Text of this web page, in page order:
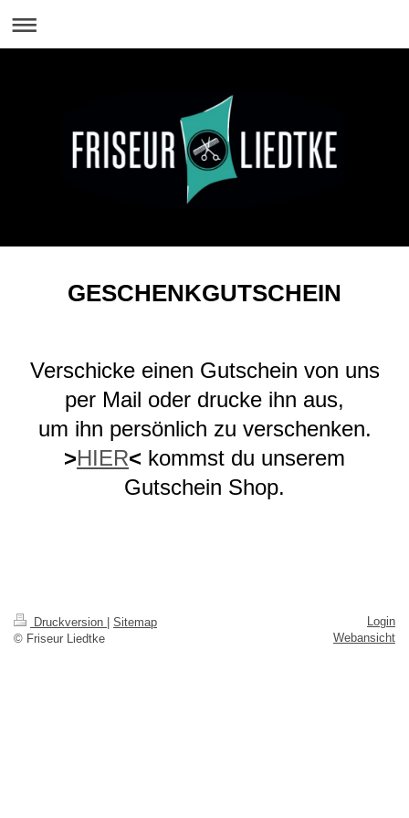
GESCHENKGUTSCHEIN
Verschicke einen Gutschein von uns
per Mail oder drucke ihn aus,
um ihn persönlich zu verschenken.
>HIER< kommst du unserem
Gutschein Shop.
Druckversion
Sitemap
© Friseur Liedtke
Login
Webansicht